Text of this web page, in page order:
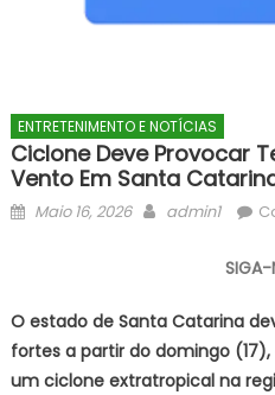
ENTRETENIMENTO E NOTÍCIAS
Ciclone Deve Provocar
Vento Em Santa
Posted
Maio 16, 2026 Author
admin1
SIGA-
O estado de Santa Catarina
fortes a partir do domingo
um ciclone extratropical na